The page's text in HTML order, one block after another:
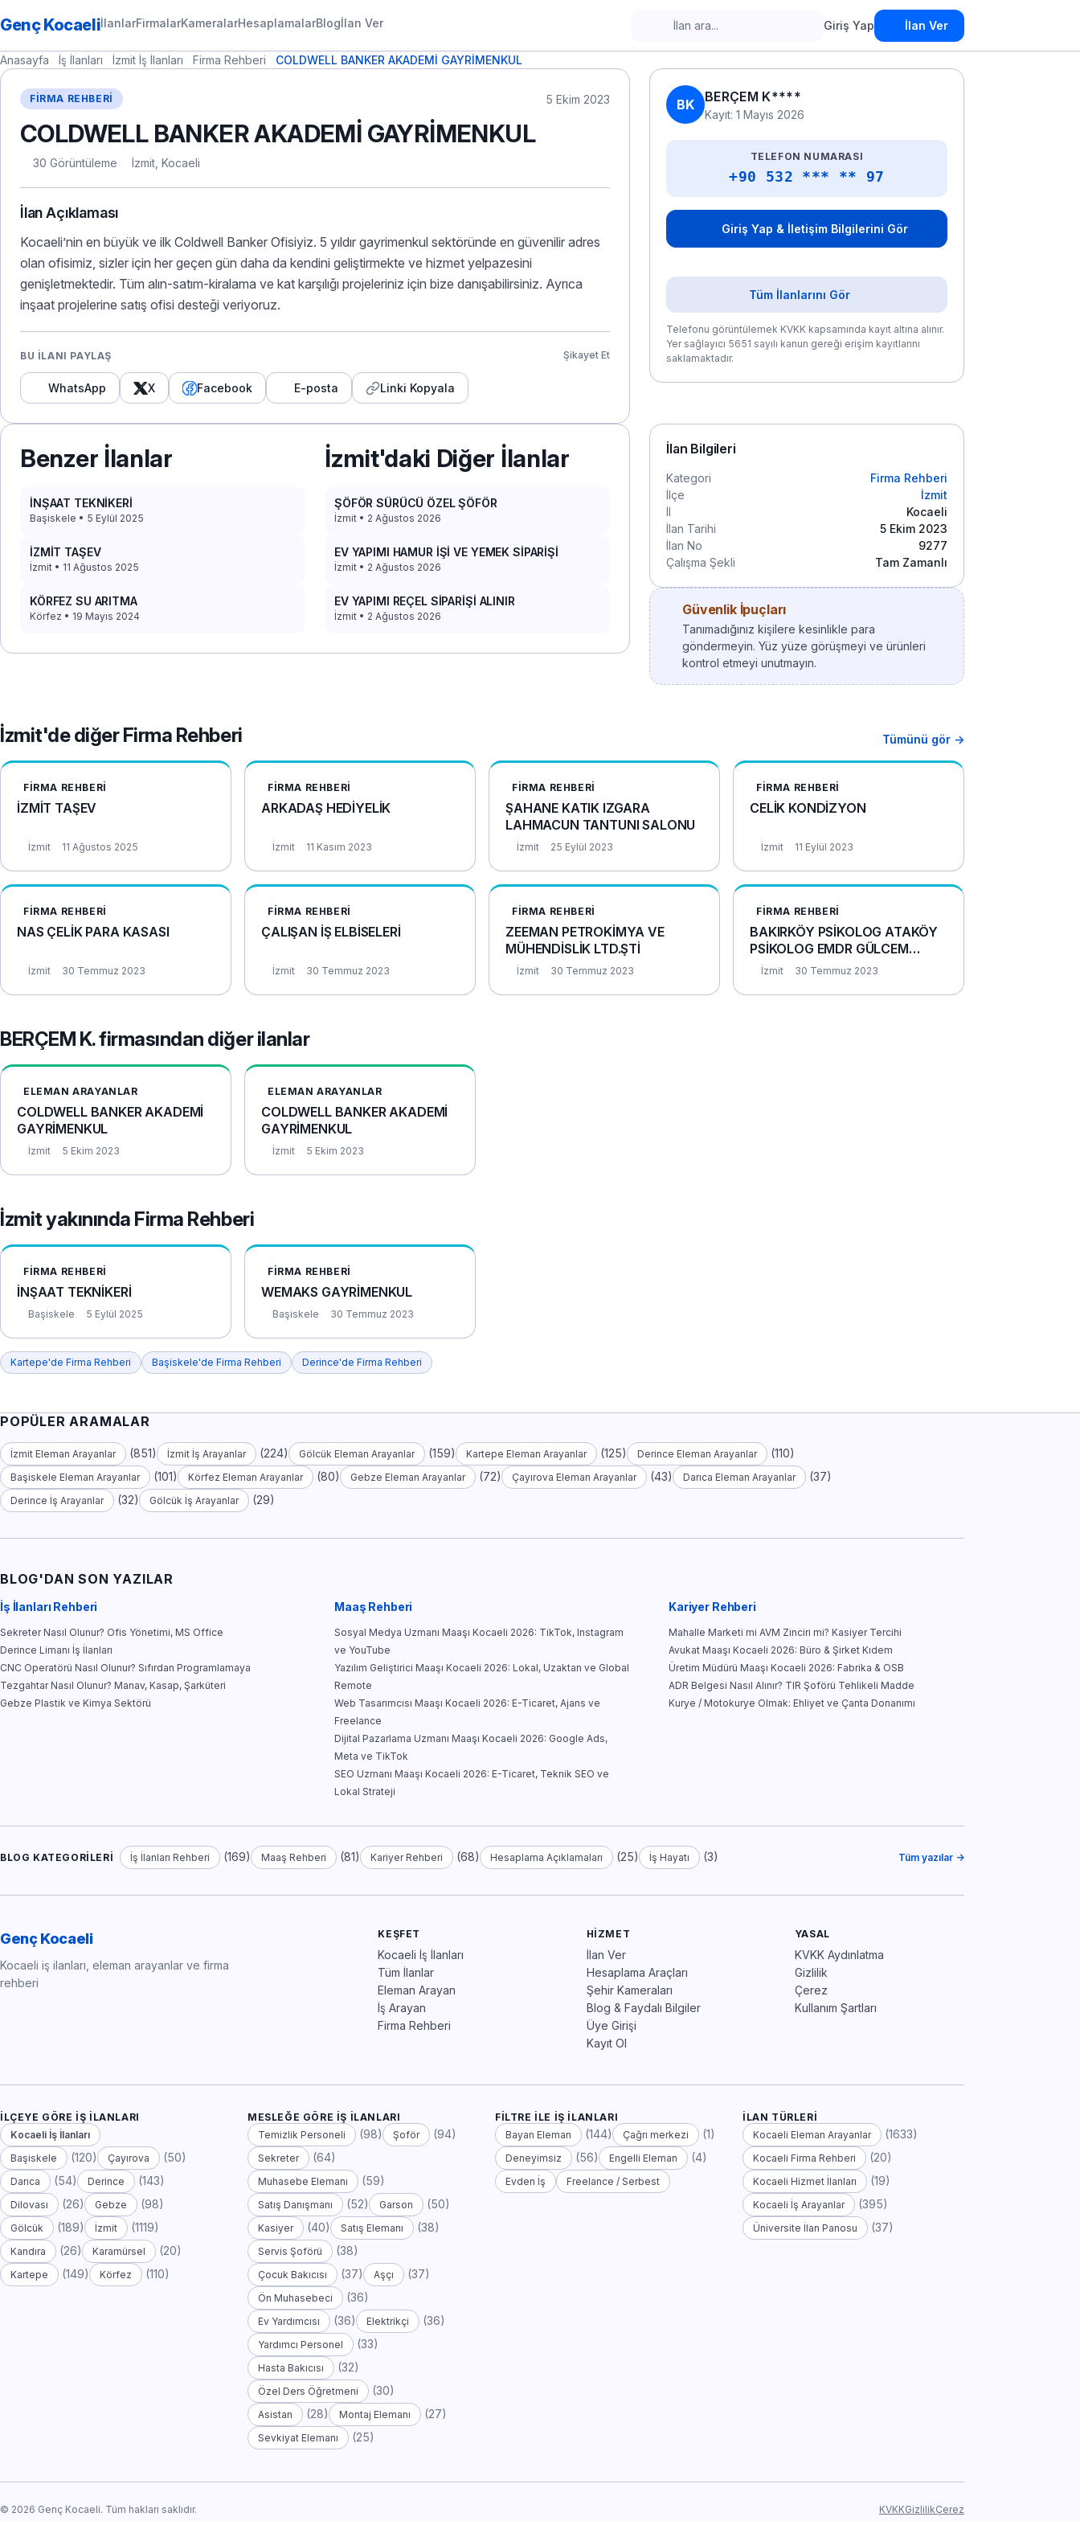
Genç KocaeliİlanlarFirmalarKameralarHesaplamalarBlogİlan Ver Giriş Yap İlan Ver
Anasayfa İş İlanları İzmit İş İlanları Firma Rehberi COLDWELL BANKER AKADEMİ GAYRİMENKUL
FIRMA REHBERI 5 Ekim 2023
COLDWELL BANKER AKADEMİ GAYRİMENKUL
30 Görüntüleme İzmit, Kocaeli
İlan Açıklaması
Kocaeli’nin en büyük ve ilk Coldwell Banker Ofisiyiz. 5 yıldır gayrimenkul sektöründe en güvenilir adres
olan ofisimiz, sizler için her geçen gün daha da kendini geliştirmekte ve hizmet yelpazesini
genişletmektedir. Tüm alın-satım-kiralama ve kat karşılığı projeleriniz için bize danışabilirsiniz. Ayrıca
inşaat projelerine satış ofisi desteği veriyoruz.
BU İLANI PAYLAŞ Şikayet Et
WhatsApp X Facebook E-posta Linki Kopyala
BK
BERÇEM K****
Kayıt: 1 Mayıs 2026
TELEFON NUMARASI
+90 532 *** ** 97
Giriş Yap & İletişim Bilgilerini Gör
Tüm İlanlarını Gör
Telefonu görüntülemek KVKK kapsamında kayıt altına alınır.
Yer sağlayıcı 5651 sayılı kanun gereği erişim kayıtlarını
saklamaktadır.
İlan Bilgileri
Kategori
Firma Rehberi
İlçe
İzmit
İl
Kocaeli
İlan Tarihi
5 Ekim 2023
İlan No
9277
Çalışma Şekli
Tam Zamanlı
Güvenlik İpuçları
Tanımadığınız kişilere kesinlikle para
göndermeyin. Yüz yüze görüşmeyi ve ürünleri
kontrol etmeyi unutmayın.
Benzer İlanlar
İNŞAAT TEKNİKERİ
Başiskele • 5 Eylül 2025
İZMİT TAŞEV
İzmit • 11 Ağustos 2025
KÖRFEZ SU ARITMA
Körfez • 19 Mayıs 2024
İzmit'daki Diğer İlanlar
ŞÖFÖR SÜRÜCÜ ÖZEL ŞÖFÖR
İzmit • 2 Ağustos 2026
EV YAPIMI HAMUR İŞİ VE YEMEK SİPARİŞİ
İzmit • 2 Ağustos 2026
EV YAPIMI REÇEL SİPARİŞİ ALINIR
İzmit • 2 Ağustos 2026
İzmit'de diğer Firma Rehberi Tümünü gör →
FIRMA REHBERI
İZMİT TAŞEV
İzmit 11 Ağustos 2025
FIRMA REHBERI
ARKADAŞ HEDİYELİK
İzmit 11 Kasım 2023
FIRMA REHBERI
ŞAHANE KATIK IZGARA
LAHMACUN TANTUNI SALONU
İzmit 25 Eylül 2023
FIRMA REHBERI
CELİK KONDİZYON
İzmit 11 Eylül 2023
FIRMA REHBERI
NAS ÇELİK PARA KASASI
İzmit 30 Temmuz 2023
FIRMA REHBERI
ÇALIŞAN İŞ ELBİSELERİ
İzmit 30 Temmuz 2023
FIRMA REHBERI
ZEEMAN PETROKİMYA VE
MÜHENDİSLİK LTD.ŞTİ
İzmit 30 Temmuz 2023
FIRMA REHBERI
BAKIRKÖY PSİKOLOG ATAKÖY
PSİKOLOG EMDR GÜLCEM
YILDIRIM BAKIRKÖY
İzmit 30 Temmuz 2023
BERÇEM K. firmasından diğer ilanlar
ELEMAN ARAYANLAR
COLDWELL BANKER AKADEMİ
GAYRİMENKUL
İzmit 5 Ekim 2023
ELEMAN ARAYANLAR
COLDWELL BANKER AKADEMİ
GAYRİMENKUL
İzmit 5 Ekim 2023
İzmit yakınında Firma Rehberi
FIRMA REHBERI
İNŞAAT TEKNİKERİ
Başiskele 5 Eylül 2025
FIRMA REHBERI
WEMAKS GAYRİMENKUL
Başiskele 30 Temmuz 2023
Kartepe'de Firma Rehberi Başiskele'de Firma Rehberi Derince'de Firma Rehberi
POPÜLER ARAMALAR
İzmit Eleman Arayanlar (851) İzmit İş Arayanlar (224) Gölcük Eleman Arayanlar (159) Kartepe Eleman Arayanlar (125) Derince Eleman Arayanlar (110)
Başiskele Eleman Arayanlar (101) Körfez Eleman Arayanlar (80) Gebze Eleman Arayanlar (72) Çayırova Eleman Arayanlar (43) Darıca Eleman Arayanlar (37)
Derince İş Arayanlar (32) Gölcük İş Arayanlar (29)
BLOG'DAN SON YAZILAR
İş İlanları Rehberi
Sekreter Nasıl Olunur? Ofis Yönetimi, MS Office
Derince Limanı İş İlanları
CNC Operatörü Nasıl Olunur? Sıfırdan Programlamaya
Tezgahtar Nasıl Olunur? Manav, Kasap, Şarküteri
Gebze Plastik ve Kimya Sektörü
Maaş Rehberi
Sosyal Medya Uzmanı Maaşı Kocaeli 2026: TikTok, Instagram
ve YouTube
Yazılım Geliştirici Maaşı Kocaeli 2026: Lokal, Uzaktan ve Global
Remote
Web Tasarımcısı Maaşı Kocaeli 2026: E-Ticaret, Ajans ve
Freelance
Dijital Pazarlama Uzmanı Maaşı Kocaeli 2026: Google Ads,
Meta ve TikTok
SEO Uzmanı Maaşı Kocaeli 2026: E-Ticaret, Teknik SEO ve
Lokal Strateji
Kariyer Rehberi
Mahalle Marketi mi AVM Zinciri mi? Kasiyer Tercihi
Avukat Maaşı Kocaeli 2026: Büro & Şirket Kıdem
Üretim Müdürü Maaşı Kocaeli 2026: Fabrika & OSB
ADR Belgesi Nasıl Alınır? TIR Şoförü Tehlikeli Madde
Kurye / Motokurye Olmak: Ehliyet ve Çanta Donanımı
BLOG KATEGORILERI İş İlanları Rehberi (169) Maaş Rehberi (81) Kariyer Rehberi (68) Hesaplama Açıklamaları (25) İş Hayatı (3) Tüm yazılar →
Genç Kocaeli
Kocaeli iş ilanları, eleman arayanlar ve firma
rehberi
KEŞFET
Kocaeli İş İlanları
Tüm İlanlar
Eleman Arayan
İş Arayan
Firma Rehberi
HIZMET
İlan Ver
Hesaplama Araçları
Şehir Kameraları
Blog & Faydalı Bilgiler
Üye Girişi
Kayıt Ol
YASAL
KVKK Aydınlatma
Gizlilik
Çerez
Kullanım Şartları
İLÇEYE GÖRE İŞ İLANLARI
Kocaeli İş İlanları
Başiskele
(120) Çayırova (50)
Darıca (54) Derince (143)
Dilovası (26) Gebze (98)
Gölcük (189) İzmit (1119)
Kandıra (26) Karamürsel (20)
Kartepe (149) Körfez (110)
MESLEĞE GÖRE İŞ İLANLARI
Temizlik Personeli
(98) Şoför (94)
Sekreter (64)
Muhasebe Elemanı (59)
Satış Danışmanı (52) Garson (50)
Kasiyer (40) Satış Elemanı (38)
Servis Şoförü (38)
Çocuk Bakıcısı (37) Aşçı (37)
Ön Muhasebeci (36)
Ev Yardımcısı (36) Elektrikçi (36)
Yardımcı Personel (33)
Hasta Bakıcısı (32)
Özel Ders Öğretmeni (30)
Asistan (28) Montaj Elemanı (27)
Sevkiyat Elemanı (25)
FILTRE ILE İŞ İLANLARI
Bayan Eleman
(144) Çağrı merkezi (1)
Deneyimsiz (56) Engelli Eleman (4)
Evden İş Freelance / Serbest
İLAN TÜRLERI
Kocaeli Eleman Arayanlar
(1633)
Kocaeli Firma Rehberi (20)
Kocaeli Hizmet İlanları (19)
Kocaeli İş Arayanlar (395)
Üniversite İlan Panosu (37)
© 2026 Genç Kocaeli. Tüm hakları saklıdır. KVKKGizlilikÇerez